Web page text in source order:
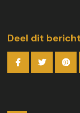
Deel dit bericht